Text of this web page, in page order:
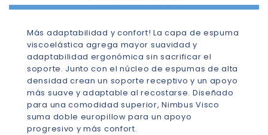
Más adaptabilidad y confort! La capa de espuma
viscoelástica agrega mayor suavidad y
adaptabilidad ergonómica sin sacrificar el
soporte. Junto con el núcleo de espumas de alta
densidad crean un soporte receptivo y un apoyo
más suave y adaptable al recostarse. Diseñado
para una comodidad superior, Nimbus Visco
suma doble europillow para un apoyo
progresivo y más confort.